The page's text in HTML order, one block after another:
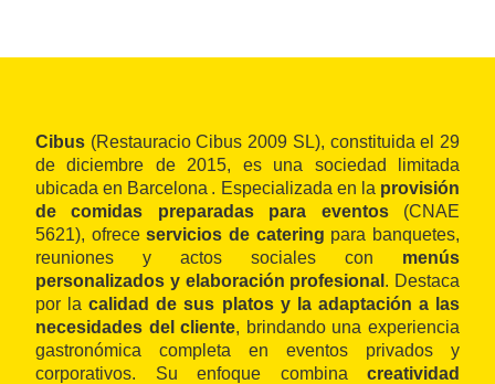
Cibus (Restauracio Cibus 2009 SL), constituida el 29
de diciembre de 2015, es una sociedad limitada
ubicada en Barcelona . Especializada en la provisión
de comidas preparadas para eventos(CNAE
5621), ofreceservicios de catering para banquetes,
reuniones y actos sociales con menús
personalizados y elaboración profesional . Destaca
por lacalidad de sus platos y la adaptación a las
necesidades del cliente, brindando una experiencia
gastronómica completa en eventos privados y
corporativos. Su enfoque combina creatividad